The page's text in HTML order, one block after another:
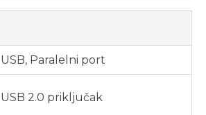
USB, Paralelni port
USB 2.0 priključak